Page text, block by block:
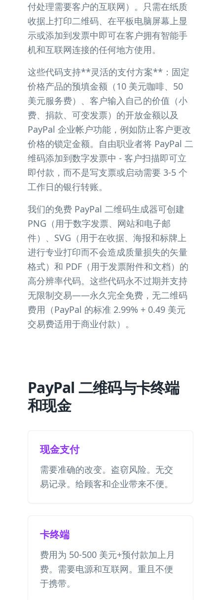
付处理需要客户的互联网）。只需在纸质
收据上打印二维码、在平板电脑屏幕上显
示或添加到发票中即可在客户拥有智能手
机和互联网连接的任何地方使用。
这些代码支持**灵活的支付方案**：固定
价格产品的预填金额（10 美元咖啡、50
美元服务费）、客户输入自己的价值（小
费、捐款、可变发票）的开放金额以及
PayPal 企业帐户功能，例如防止客户更改
价格的锁定金额。自由职业者将 PayPal 二
维码添加到数字发票中 - 客户扫描即可立
即付款，而不是写支票或启动需要 3-5 个
工作日的银行转账。
我们的免费 PayPal 二维码生成器可创建
PNG（用于数字发票、网站和电子邮
件）、SVG（用于在收据、海报和标牌上
进行专业打印而不会造成质量损失的矢量
格式）和 PDF（用于发票附件和文档）的
高分辨率代码。这些代码永不过期并支持
无限制交易——永久完全免费，无二维码
费用（PayPal 的标准 2.99% + 0.49 美元
交易费适用于商业付款）。
PayPal 二维码与卡终端
和现金
现金支付
需要准确的改变。盗窃风险。无交
易记录。给顾客和企业带来不便。
卡终端
费用为 50-500 美元+预付款加上月
费。需要电源和互联网。重且不便
于携带。